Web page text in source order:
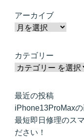
アーカイブ
カテゴリー
最近の投稿
iPhone13ProMax
最短即日修理のス
ださい！